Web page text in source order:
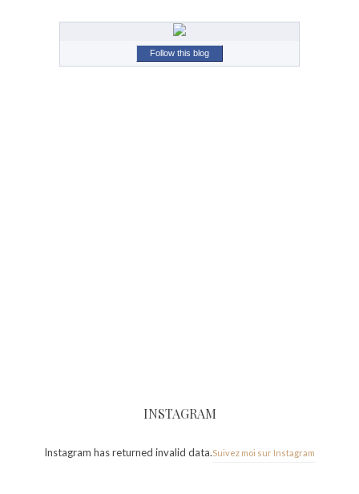
Follow this blog
INSTAGRAM
Instagram has returned invalid data.Suivez moi sur Instagram